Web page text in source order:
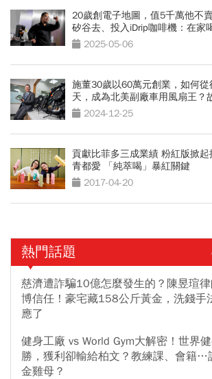
20歲創電子地圖，值5千萬他不
矽谷去、投入iDrip咖啡機：在家
2025-05-06
施董30歲以60萬元創業，如何
天，成為北美副廠車用風扇王？
2024-12-25
貢獻比菲多三成業績 粉紅版掀
青都愛 「純萃喝」暴紅關鍵
2017-04-20
熱門話題
慈濟遭詐騙10億怎麼發生的？陳昱瑄
博信任！豪宅藏158公斤黃金，洗錢
應了
健身工廠 vs World Gym大解密！世界
勝，獲利卻輸給柏文？教練課、會籍…
金雞母？